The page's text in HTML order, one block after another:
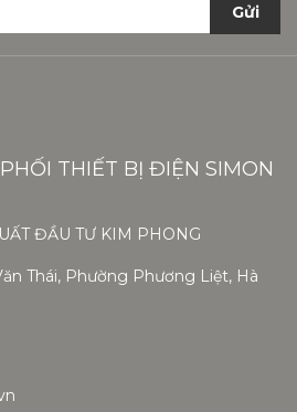
Gửi
THIẾT BỊ ĐIỆN SIMON
ĐẦU TƯ KIM PHONG
Thái, Phường Phương Liệt, Hà